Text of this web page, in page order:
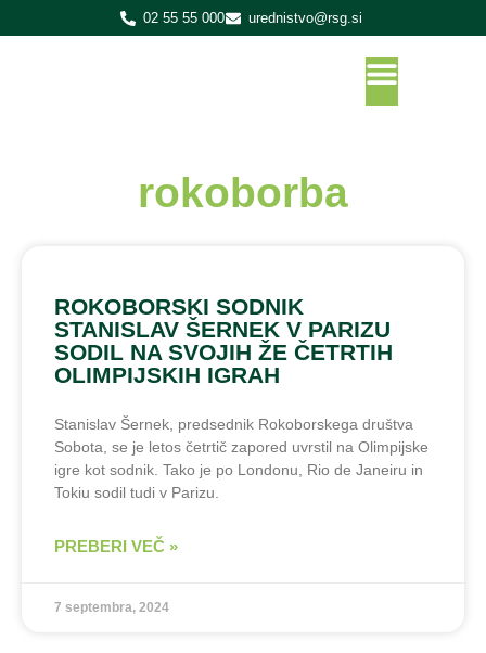
02 55 55 000 urednistvo@rsg.si
rokoborba
ROKOBORSKI SODNIK
STANISLAV ŠERNEK V PARIZU
SODIL NA SVOJIH ŽE ČETRTIH
OLIMPIJSKIH IGRAH
Stanislav Šernek, predsednik Rokoborskega društva
Sobota, se je letos četrtič zapored uvrstil na Olimpijske
igre kot sodnik. Tako je po Londonu, Rio de Janeiru in
Tokiu sodil tudi v Parizu.
PREBERI VEČ »
7 septembra, 2024